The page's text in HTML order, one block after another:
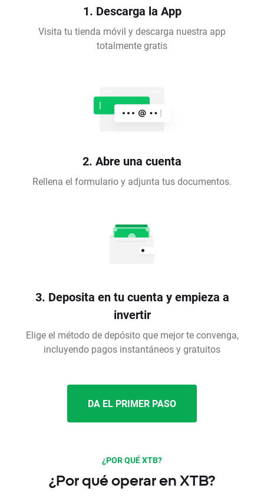
1. Descarga la App
Visita tu tienda móvil y descarga nuestra app
totalmente gratis
2. Abre una cuenta
Rellena el formulario y adjunta tus documentos.
3. Deposita en tu cuenta y empieza a
invertir
Elige el método de depósito que mejor te convenga,
incluyendo pagos instantáneos y gratuitos
DA EL PRIMER PASO
¿POR QUÉ XTB?
¿Por qué operar en XTB?